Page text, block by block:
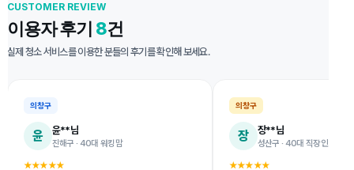
CUSTOMER REVIEW
이용자 후기 8건
실제 청소 서비스를 이용한 분들의 후기를 확인해 보세요.
의창구
윤 윤**님
진해구 · 40대 워킹맘
★★★★★
의창구
장 장**님
성산구 · 40대 직장인
★★★★★